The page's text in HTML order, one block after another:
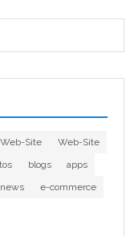
Web-Site
Web-Site
blogs
apps
news
e-commerce